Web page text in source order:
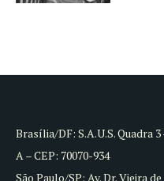
Brasília/DF: S.A.U.S. Quadra
A – CEP: 70070-934
São Paulo/SP: Av. Dr. Vieira